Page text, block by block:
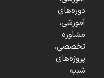
دوره‌های
آموزشی،
مشاوره
تخصصی،
پروژه‌های
شبیه